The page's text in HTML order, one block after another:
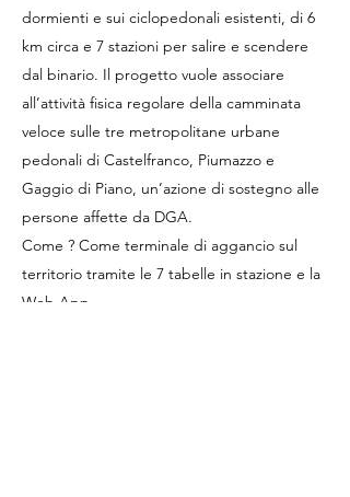
dormienti e sui ciclopedonali esistenti, di 6
km circa e 7 stazioni per salire e scendere
dal binario. Il progetto vuole associare
all’attività fisica regolare della camminata
veloce sulle tre metropolitane urbane
pedonali di Castelfranco, Piumazzo e
Gaggio di Piano, un’azione di sostegno alle
persone affette da DGA.
Come ? Come terminale di aggancio sul
territorio tramite le 7 tabelle in stazione e la
Web App.